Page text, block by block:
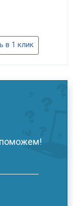
в 1 клик
поможем!